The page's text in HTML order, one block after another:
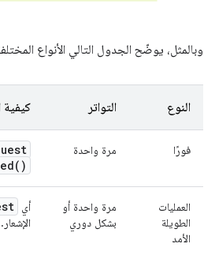
وبالمثل، يوضّح الجدول التالي الأنواع
النوع التواتر
فورًا مرة واحدة
)
العمليات
الطويلة
الأمد
مرة واحدة أو
بشكل دوري
أي
الإشعار.